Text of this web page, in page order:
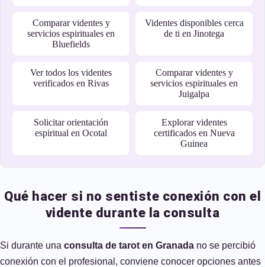
Comparar videntes y
servicios espirituales en
Bluefields
Videntes disponibles cerca
de ti en Jinotega
Ver todos los videntes
verificados en Rivas
Comparar videntes y
servicios espirituales en
Juigalpa
Solicitar orientación
espiritual en Ocotal
Explorar videntes
certificados en Nueva
Guinea
Qué hacer si no sentiste conexión con el
vidente durante la consulta
Si durante una consulta de tarot en Granada no se percibió
conexión con el profesional, conviene conocer opciones antes